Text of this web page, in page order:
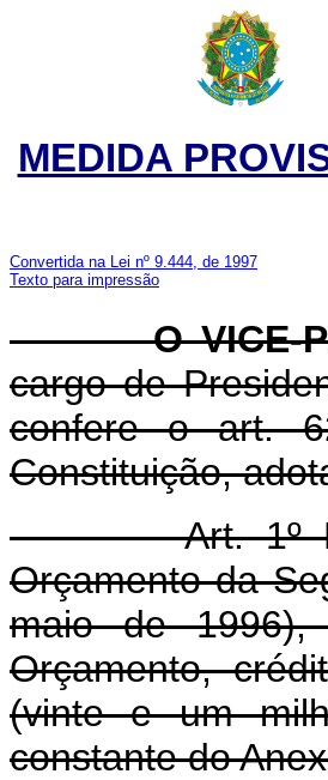
MEDIDA
Convertida na Lei nº 9.444, de 1997
Texto para impressão
O VICE-
cargo de
confere o art.
Constituição,
Art. 1º Fica o
Orçamento da
maio de 1996),
Orçamento,
(vinte e um
constante do